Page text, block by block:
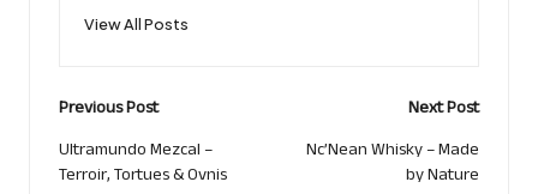
View All Posts
Post
navigation
Previous Post
Ultramundo Mezcal –
Terroir, Tortues & Ovnis
Next Post
Nc’Nean Whisky – Made
by Nature